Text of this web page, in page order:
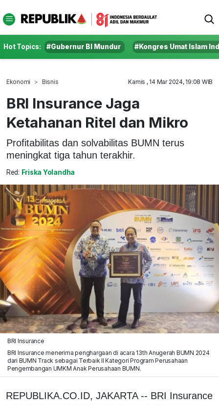
Hot Topics: #Gubernur BI Mundur #Kongres Umat Islam
Ekonomi Bisnis Kamis , 14 Mar 2024, 19:08 WIB
BRI Insurance Jaga
Ketahanan Ritel dan Mikro
Profitabilitas dan solvabilitas BUMN terus
meningkat tiga tahun terakhir.
Red: Friska Yolandha
BRI Insurance
BRI Insurance menerima penghargaan di acara 13th Anugerah BUMN 2024
dari BUMN Track sebagai Terbaik II Kategori Program Perusahaan
Pengembangan UMKM Anak Perusahaan BUMN.
REPUBLIKA.CO.ID, JAKARTA -- BRI Insurance